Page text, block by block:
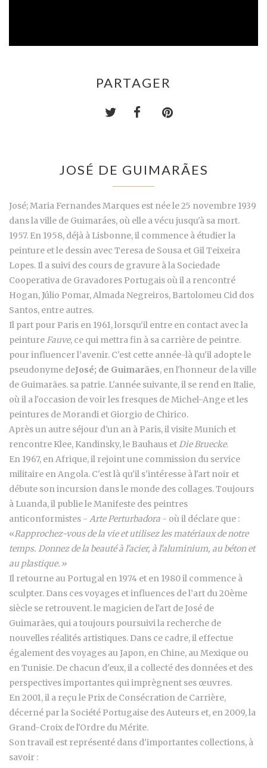
PARTAGER
JOSÉ DE GUIMARÃES
José; Maria Fernandes Marques est née le 25 novembre 1939
dans la ville de Guimaráes, où elle a vécu jusqu'à sa mort.
1957. En 1958, déjà à Lisbonne, il commence à étudier la
peinture et le dessin avec Teresa de Sousa et Gil Teixeira
Lopes. Il a suivi des cours de gravure à la Sociedade
Cooperativa de Gravadores Portugais où il a rencontré
Hogan, Júlio Pomar, Almada Negreiros, Bartolomeu Cid dos
Santos, entre autres.
Il part pour Paris en 1961, lorsqu'il entre en contact avec la
peinture Fauve, ce qui mettra fin à sa carrière de peintre.
pour influencer l’avenir. C'est cette année-là qu'il adopte le
pseudonyme deJosé; de Guimarães, en l'honneur de la ville
de Guimarães. sa patrie. L'année suivante, il se rend en Italie,
où il a l'occasion de voir les fresques de Michel-Ange et les
peintures de Morandi et Giorgio de Chirico.
Après un autre séjour d'un an à Paris, il visite Munich et
rencontre Klee, Kandinsky, le Bauhaus etDie Bruecke.
En 1967, en Afrique, il rejoint une commission du service
militaire en Angola. C'est là qu'il s'intéresse à l'art noir et
débute son incursion dans le monde des collages. Toujours
à Luanda, il publie le Manifeste des peintres
anticonformistes - Arte Perturbadora - où il déclare que :
«Rapprochez-vous de la vie et utilisez les matériaux de notre
temps. Donnez de la beauté à l'acier, à l'aluminium, au béton et
au plastique.»
Il retourne au Portugal en 1974 et en 1980 il commence à
sculpter. Dans ces voyages et influences de l’art du 20ème
siècle se retrouvent. le magicien de l'art de José de
Guimarães, qui a toujours poursuivi la recherche de
nouvelles réalités artistiques. Dans ce cadre, il effectue
également des voyages au Japon, en Chine, au Mexique ou
en Tunisie. De chacun d'eux, il a collecté des données et des
perspectives importantes qui imprègnent ses œuvres.
En 2001, il a reçu le Prix de Consécration de Carrière,
décerné par la Société Portugaise des Auteurs et, en 2009, la
Grand-Croix de l'Ordre du Mérite.
Son travail est représenté dans d'importantes collections, à
savoir :